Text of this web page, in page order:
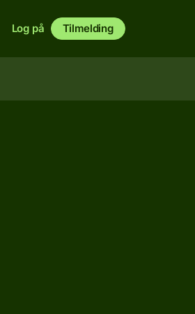
Log på Tilmelding